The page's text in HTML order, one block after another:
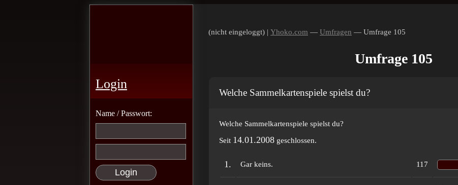
Login
Name / Passwort:
(nicht eingeloggt) | Yhoko.com — Umfragen — Umfrage 105
Umfrage 105
Welche Sammelkartenspiele spielst du?
Welche Sammelkartenspiele spielst du?
Seit 14.01.2008 geschlossen.
1. Gar keins. 117